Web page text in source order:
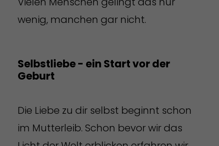
wenig, manchen gar nicht.
Selbstliebe - ein Start vor der
Geburt
Die Liebe zu dir selbst beginnt schon
im Mutterleib. Schon bevor wir das